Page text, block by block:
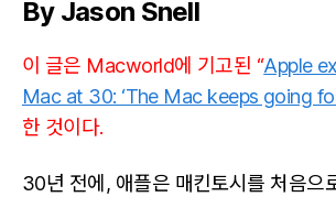
By Jason Snell
이 글은 Macworld에 기고된 “Apple
Mac at 30: ‘The Mac keeps going
한 것이다.
30년 전에, 애플은 매킨토시를 처음으